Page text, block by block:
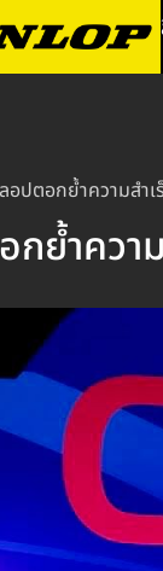
อปตอกย้ำความสำเ
ย้ำควา